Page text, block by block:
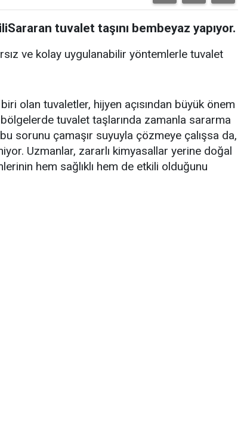
tuvalet taşını bembeyaz yapıyor.
ve kolay uygulanabilir yöntemlerle tuvalet
olan tuvaletler, hijyen açısından büyük önem
bölgelerde tuvalet taşlarında zamanla sararma
sorunu çamaşır suyuyla çözmeye çalışsa da,
Uzmanlar, zararlı kimyasallar yerine doğal
hem sağlıklı hem de etkili olduğunu